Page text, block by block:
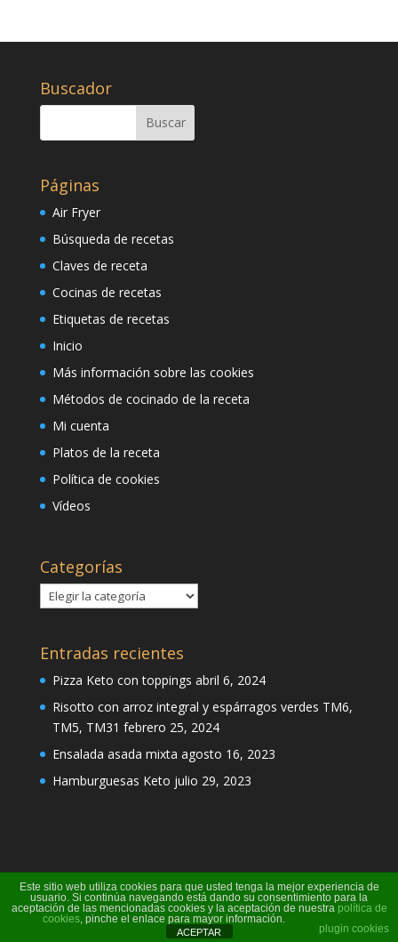
Buscador
Páginas
Air Fryer
Búsqueda de recetas
Claves de receta
Cocinas de recetas
Etiquetas de recetas
Inicio
Más información sobre las cookies
Métodos de cocinado de la receta
Mi cuenta
Platos de la receta
Política de cookies
Vídeos
Categorías
Categorías
Entradas recientes
Pizza Keto con toppings abril 6, 2024
Risotto con arroz integral y espárragos verdes TM6,
TM5, TM31 febrero 25, 2024
Ensalada asada mixta agosto 16, 2023
Hamburguesas Keto julio 29, 2023
Página creada por Pili Perea
Este sitio web utiliza cookies para que usted tenga la mejor experiencia de
usuario. Si continúa navegando está dando su consentimiento para la
aceptación de las mencionadas cookies y la aceptación de nuestra política de
cookies, pinche el enlace para mayor información.
plugin cookies
ACEPTAR